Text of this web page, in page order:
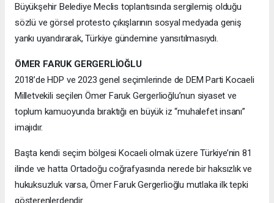
Büyükşehir Belediye Meclis toplantısında sergilemiş olduğu
sözlü ve görsel protesto çıkışlarının sosyal medyada geniş
yankı uyandırarak, Türkiye gündemine yansıtılmasıydı.
ÖMER FARUK GERGERLİOĞLU
2018’de HDP ve 2023 genel seçimlerinde de DEM Parti Kocaeli
Milletvekili seçilen Ömer Faruk Gergerlioğlu’nun siyaset ve
toplum kamuoyunda bıraktığı en büyük iz “muhalefet insanı”
imajıdır.
Başta kendi seçim bölgesi Kocaeli olmak üzere Türkiye’nin 81
ilinde ve hatta Ortadoğu coğrafyasında nerede bir haksızlık ve
hukuksuzluk varsa, Ömer Faruk Gergerlioğlu mutlaka ilk tepki
gösterenlerdendir..